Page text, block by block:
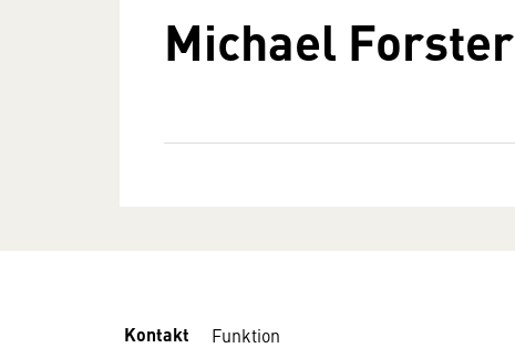
Michael Forster
Kontakt Funktion